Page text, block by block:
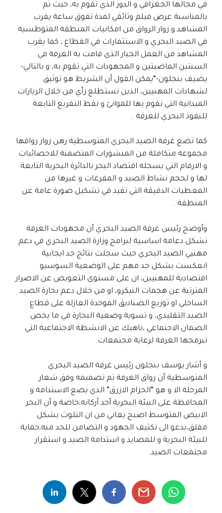
في مجالها الجغرافي و الدور الذي تقوم به، حيث تم
بالمناسبة عرض فيلم وثائقي لمدة تفوق ساعة يقرب
المشاهد و زوار الرواق من امكانيات المنطقة المتوطسية
في الصيد البحري و الاستثمارات في القطاع ، كما يقرب
المشاهد من العمل الجبار الذي قامت به الغرفة في
السنتين الماضيتين و المجهودات التي تقوم به، و بالتالي-
يضيف بنجلون-“يمكن القول أن الشريط هو توثيق
لشهادات المهنيين، الذين نستطلع رأي من خلال الزيارات
الميدانية التي نقوم بها للموانئ و نقط التفريغ التابعة
للنفوذ البحري للغرفة .
كما تضع غرفة الصيد البحري المتوسطية رهن زوار رواقها
مجموعة متكاملة من المنشورات المتضمنة للاحصائيات
و الارقام التي يسجله اقتصاد البحر بالدائرة البحرية التابعة
لها و لحجم نشاط الصيد و المفرغات و غيرها من
المعطيات الدقيقة التي تفيد في تشكيل صورة عامة عن
المنطقة .
وأوضح رئيس غرفة الصيد البحري أن مجهودات الغرفة
تشكل دعامة اساسية لبرامج وزارة الصيد البحري في دعم
مهنيي الصيد البحري حيث سجلت نتائج جد ايجابية
انعكست بشكل جد مهم على الوضعية السوسيو
اقتصادية للمهنيين، ان على مستوى التعويض عن الاضرار
المترتبة عن هجمات النيكرو، او من خلال دعم بحارة الصيد
الساحلي او توزيع الصناديق الموحدة العازلة على قطاع
الصيد التقليدي، و تسوية وضعية البحارة في ما يخص
الصمان الاجتماعي ،ناهيك عن الانشطة الاجتماعية التي
تبرمجها الغرفة لرعاية مجتمعات.
و أشار يوسف بنجلون رئيس غرفة الصيد البحري
المتوسطية أن رواق الغرفة تم تصميمه وفق شعار
المرحلة الا و هو “الحزام الازرق” الذي يضع الاستدامة و
المحافظة على البيئة البحرية أحد أركانه،خاصة و أن البحر
الابيض المتوسط اصبح يعاني من ان التلوث بشكل
مقلق،يدعو الى تكثيف الجهود و التضامن للحد منه،حماية
للبيئة البحرية و للمصايد و استدامة الصيد و استقرار
مجتمعات الصيد.